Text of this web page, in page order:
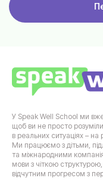
У Speak Well School ми вже
щоб ви не просто
в реальних ситуаціях –
Ми працюємо з дітьми,
та міжнародними
мови з чіткою
відчутним прогресом з